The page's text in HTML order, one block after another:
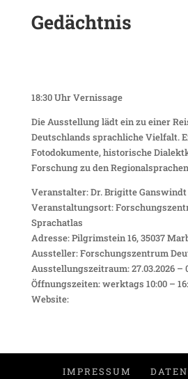
Gedächtnis
18:30 Uhr Vernissage
Die Ausstellung lädt ein zu einer
Deutschlands sprachliche Vielfalt.
Fotodokumente, historische
Forschung zu den
Veranstalter: Dr. Brigitte Ganswindt
Veranstaltungsort:
Sprachatlas
Adresse: Pilgrimstein 16, 35037
Aussteller: Forschungszentrum
Ausstellungszeitraum: 27.03.2026 –
Öffnungszeiten: werktags 10:00 –
Website:
IMPRESSUM